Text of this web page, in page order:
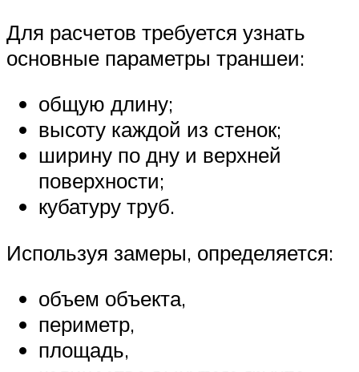
Для расчетов требуется узнать
основные параметры траншеи:
общую длину;
высоту каждой из стенок;
ширину по дну и верхней
поверхности;
кубатуру труб.
Используя замеры, определяется:
объем объекта,
периметр,
площадь,